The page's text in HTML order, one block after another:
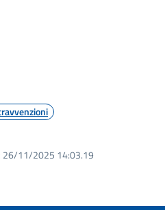
26/11/2025 14:03.19